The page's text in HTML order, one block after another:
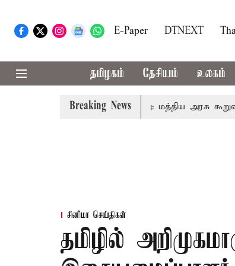
E-Paper DTNEXT
தமிழகம் தேசியம் உலகம்
Breaking News
கட்டணம் வசூலிக்கப்படாது: மத்திய அரசு
சினிமா செய்திகள்
தமிழில்